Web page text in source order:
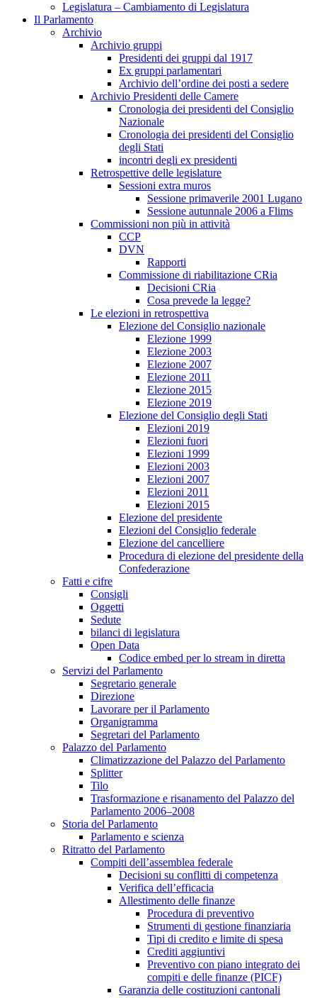
Legislatura – Cambiamento di Legislatura
Il Parlamento
Archivio
Archivio gruppi
Presidenti dei gruppi dal 1917
Ex gruppi parlamentari
Archivio dell’ordine dei posti a sedere
Archivio Presidenti delle Camere
Cronologia dei presidenti del Consiglio
Nazionale
Cronologia dei presidenti del Consiglio
degli Stati
incontri degli ex presidenti
Retrospettive delle legislature
Sessioni extra muros
Sessione primaverile 2001 Lugano
Sessione autunnale 2006 a Flims
Commissioni non più in attività
CCP
DVN
Rapporti
Commissione di riabilitazione CRia
Decisioni CRia
Cosa prevede la legge?
Le elezioni in retrospettiva
Elezione del Consiglio nazionale
Elezione 1999
Elezione 2003
Elezione 2007
Elezione 2011
Elezione 2015
Elezione 2019
Elezione del Consiglio degli Stati
Elezioni 2019
Elezioni fuori
Elezioni 1999
Elezioni 2003
Elezioni 2007
Elezioni 2011
Elezioni 2015
Elezione del presidente
Elezioni del Consiglio federale
Elezione del cancelliere
Procedura di elezione del presidente della
Confederazione
Fatti e cifre
Consigli
Oggetti
Sedute
bilanci di legislatura
Open Data
Codice embed per lo stream in diretta
Servizi del Parlamento
Segretario generale
Direzione
Lavorare per il Parlamento
Organigramma
Segretari del Parlamento
Palazzo del Parlamento
Climatizzazione del Palazzo del Parlamento
Splitter
Tilo
Trasformazione e risanamento del Palazzo del
Parlamento 2006–2008
Storia del Parlamento
Parlamento e scienza
Ritratto del Parlamento
Compiti dell’assemblea federale
Decisioni su conflitti di competenza
Verifica dell’efficacia
Allestimento delle finanze
Procedura di preventivo
Strumenti di gestione finanziaria
Tipi di credito e limite di spesa
Crediti aggiuntivi
Preventivo con piano integrato dei
compiti e delle finanze (PICF)
Garanzia delle costituzioni cantonali